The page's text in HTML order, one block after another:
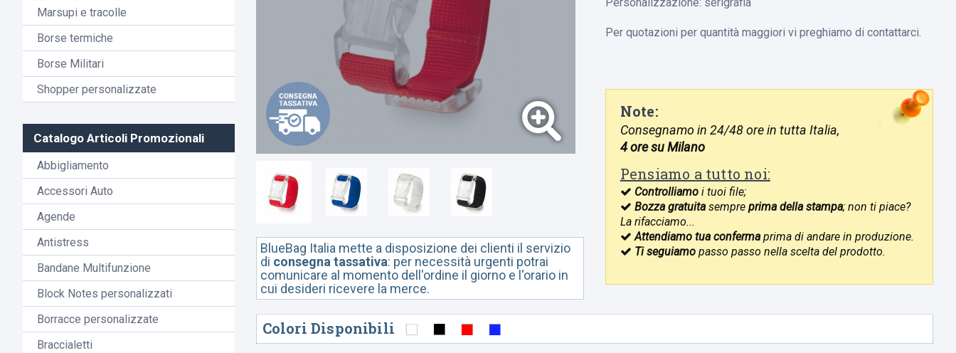
Marsupi e tracolle
Borse termiche
Borse Militari
Shopper personalizzate
Catalogo Articoli Promozionali
Abbigliamento
Accessori Auto
Agende
Antistress
Bandane Multifunzione
Block Notes personalizzati
Borracce personalizzate
Braccialetti
BlueBag Italia mette a disposizione dei clienti il servizio
di consegna tassativa: per necessità urgenti potrai
comunicare al momento dell'ordine il giorno e l'orario in
cui desideri ricevere la merce.
Per quotazioni per quantità maggiori vi preghiamo di contattarci.
Note:
Consegnamo in 24/48 ore in tutta Italia,
4 ore su Milano
Pensiamo a tutto noi:
Controlliamoi tuoi file;
Bozza gratuitasempre prima della stampa; non ti piace?
La rifacciamo...
Attendiamo tua confermaprima di andare in produzione.
Ti seguiamopasso passo nella scelta del prodotto.
Colori Disponibili